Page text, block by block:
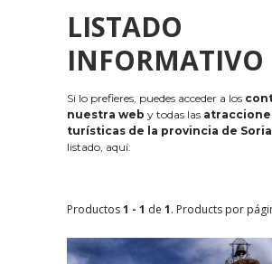
LISTADO
INFORMATIVO
Si lo prefieres, puedes acceder a los
nuestra web y todas las
turísticas de la provincia de Soria
listado, aquí:
Productos1 - 1 de 1. Products por